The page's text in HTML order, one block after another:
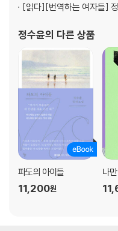
[읽다][번역하는 여자들]
정수윤의 다른 상품
파도의 아이들
11,200원
나